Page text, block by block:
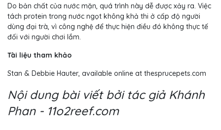
Do bản chất của nước mặn, quá trình này dễ được xảy ra. Việc
tách protein trong nước ngọt không khả thi ở cấp độ người
dùng đại trà, vì công nghệ để thực hiện điều đó không thực tế
đối với người chơi lắm.
Tài liệu tham khảo
Stan & Debbie Hauter, available online at thesprucepets.com
Nội dung bài viết bởi tác giả Khánh
Phan - 11o2reef.com